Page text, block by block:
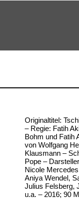
Originaltitel:
– Regie: Fatih
Bohm und Fatih
von Wolfgang
Klausmann –
Pope –
Nicole
Aniya Wendel,
Julius Felsberg,
u.a. – 2016; 90